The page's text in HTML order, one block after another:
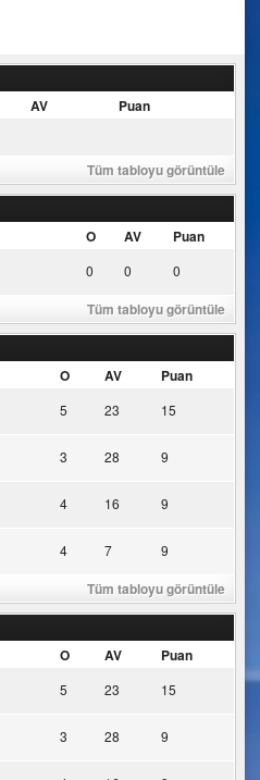
AV Puan
Tüm tabloyu görüntüle
O AV Puan
0 0 0
Tüm tabloyu görüntüle
O AV Puan
5 23 15
3 28 9
4 16 9
4 7 9
Tüm tabloyu görüntüle
O AV Puan
5 23 15
3 28 9